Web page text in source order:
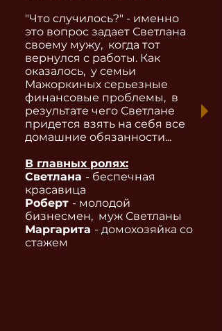
"Что случилось?" - именно
это вопрос задает Светлана
своему мужу, когда тот
вернулся с работы. Как
оказалось, у семьи
Мажоркиных серьезные
финансовые проблемы, в
результате чего Светлане
придется взять на себя все
домашние обязанности...
В главных ролях:
Светлана - беспечная
красавица
Роберт - молодой
бизнесмен, муж Светланы
Маргарита - домохозяйка со
стажем